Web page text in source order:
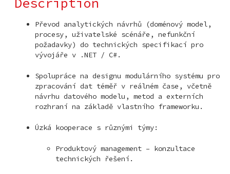
Převod analytických návrhů (doménový model,
procesy, uživatelské scénáře, nefunkční
požadavky) do technických specifikací pro
vývojáře v .NET / C#.
Spolupráce na designu modulárního systému pro
zpracování dat téměř v reálném čase, včetně
návrhu datového modelu, metod a externích
rozhraní na základě vlastního frameworku.
Úzká kooperace s různými týmy:
Produktový management – konzultace
technických řešení.